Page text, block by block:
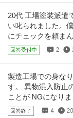
20代 工場塗装派遣
い叱られました。
にチェックを頼ま
回答受付中 2
製造工場での身な
す。 異物混入防止
ことが NGになり
回答終了 4